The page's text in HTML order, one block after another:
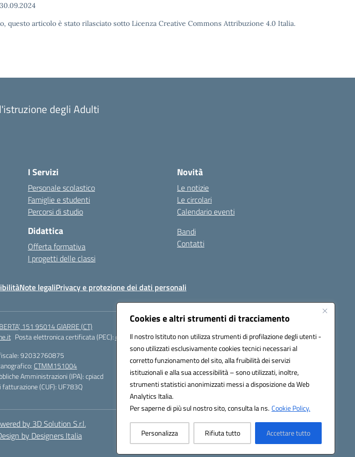
Cookies e altri strumenti di tracciamento
Il nostro Istituto non utilizza strumenti di profilazione degli utenti -
sono utilizzati esclusivamente cookies tecnici necessari al
corretto funzionamento del sito, alla fruibilità dei servizi
istituzionali e alla sua accessibilità – sono utilizzati, inoltre,
strumenti statistici anonimizzati messi a disposizione da Web
Analytics Italia.
Per saperne di più sul nostro sito, consulta la ns.Cookie Policy.
Personalizza Rifiuta tutto Accettare tutto
30.09.2024
questo articolo è stato rilasciato sotto Licenza Creative Commons Attribuzione 4.0 Italia.
degli Adulti
I Servizi
Personale scolastico
Famiglie e studenti
Percorsi di studio
Didattica
Offerta formativa
I progetti delle classi
Novità
Le notizie
Le circolari
Calendario eventi
Bandi
Contatti
Note legaliPrivacy e protezione dei dati personali
151 95014 GIARRE (CT)
Posta elettronica certificata (PEC):ctmm151004@pec.istruzione.it
92032760875
CTMM151004
Amministrazioni (IPA): cpiacd
fatturazione (CUF): UF783Q
by 3D Solution S.r.l.
by Designers Italia